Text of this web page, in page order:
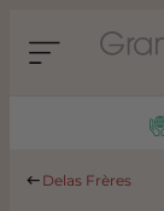
Delas Frères